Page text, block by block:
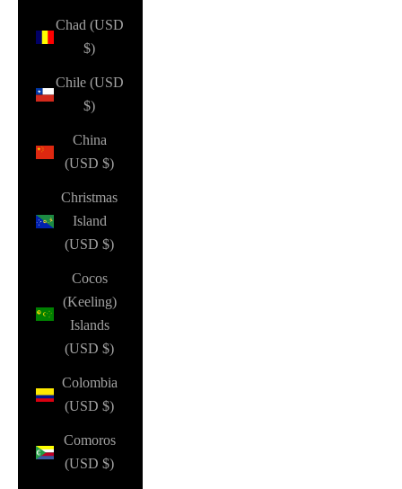
Chad (USD
$)
Chile (USD
$)
China
(USD $)
Christmas
Island
(USD $)
Cocos
(Keeling)
Islands
(USD $)
Colombia
(USD $)
Comoros
(USD $)